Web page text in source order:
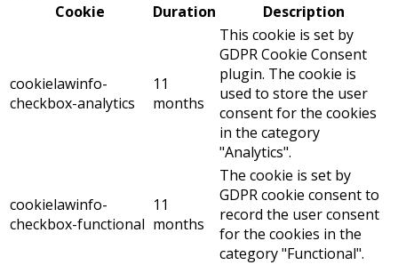
Cookie
Duration Description
cookielawinfo-
checkbox-analytics
11
months
This cookie is set by
GDPR Cookie Consent
plugin. The cookie is
used to store the user
consent for the cookies
in the category
"Analytics".
cookielawinfo-
checkbox-functional
11
months
The cookie is set by
GDPR cookie consent to
record the user consent
for the cookies in the
category "Functional".